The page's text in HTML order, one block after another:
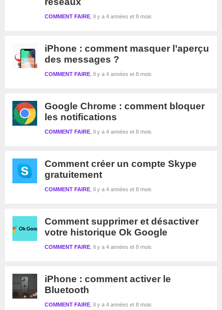
Il y a 4 années et 8 mois
COMMENT FAIRE
iPhone : comment masquer l’aperçu
des messages ?
Il y a 4 années et 8 mois
COMMENT FAIRE
Google Chrome : comment bloquer
les notifications
Il y a 4 années et 8 mois
COMMENT FAIRE
Comment créer un compte Skype
gratuitement
Il y a 4 années et 8 mois
COMMENT FAIRE
Comment supprimer et désactiver
votre historique Ok Google
Il y a 4 années et 8 mois
COMMENT FAIRE
iPhone : comment activer le
Bluetooth
Il y a 4 années et 8 mois
COMMENT FAIRE